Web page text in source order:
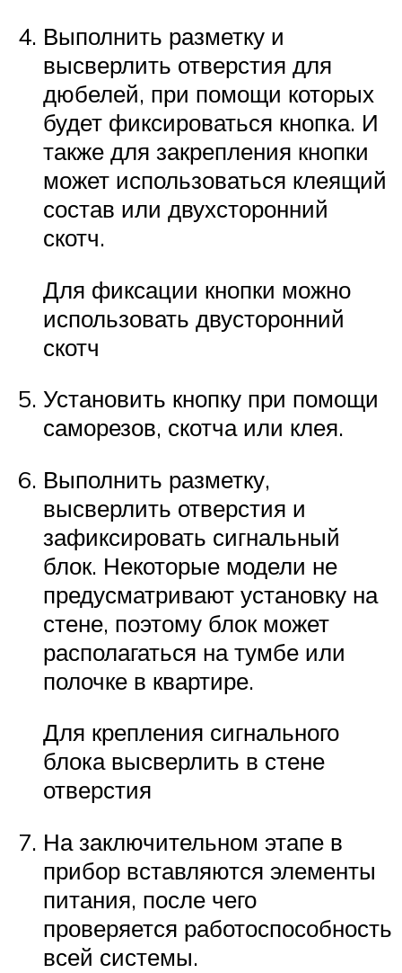
Выполнить разметку и
высверлить отверстия для
дюбелей, при помощи которых
будет фиксироваться кнопка. И
также для закрепления кнопки
может использоваться клеящий
состав или двухсторонний
скотч.
Для фиксации кнопки можно
использовать двусторонний
скотч
Установить кнопку при помощи
саморезов, скотча или клея.
Выполнить разметку,
высверлить отверстия и
зафиксировать сигнальный
блок. Некоторые модели не
предусматривают установку на
стене, поэтому блок может
располагаться на тумбе или
полочке в квартире.
Для крепления сигнального
блока высверлить в стене
отверстия
На заключительном этапе в
прибор вставляются элементы
питания, после чего
проверяется работоспособность
всей системы.